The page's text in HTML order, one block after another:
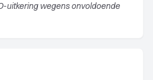
uitkering wegens onvoldoende